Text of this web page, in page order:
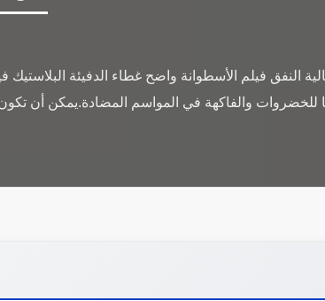
النفق فيلم الأسطوانة واضح غطاء الدفيئة
والفاكهة في المواسم المضادة.يمكن أن